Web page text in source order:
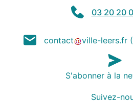
03 20 20
contact ville-leers.fr
S'abonner à la
Suivez-